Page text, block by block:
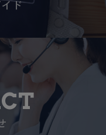
ド